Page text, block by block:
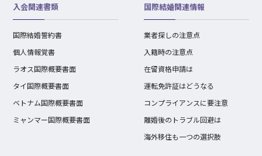
入会関連書類
国際結婚誓約書
個人情報覚書
ラオス国際概要書面
タイ国際概要書面
ベトナム国際概要書面
ミャンマー国際概要書面
国際結婚関連情報
業者探しの注意点
入籍時の注意点
在留資格申請は
運転免許証はどうなる
コンプライアンスに要注意
離婚後のトラブル回避は
海外移住も一つの選択肢